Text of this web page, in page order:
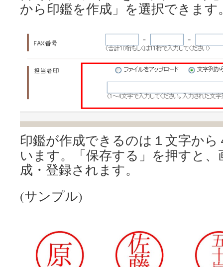
から印鑑を作成」を選択できます
印鑑が作成できるのは１文字か
います。「保存する」を押すと
成・登録されます。
(サンプル)